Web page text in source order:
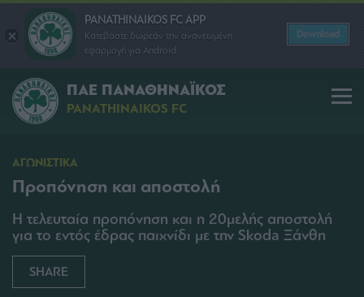
PANATHINAIKOS FC APP
Κατεβάστε δωρεάν την ανανεωμένη
εφαρμογή για Android
Download
ΠΑΕ ΠΑΝΑΘΗΝΑΪΚΟΣ
PANATHINAIKOS FC
ΑΓΩΝΙΣΤΙΚΑ
Προπόνηση και αποστολή
Η τελευταία προπόνηση και η 20μελής αποστολή
για το εντός έδρας παιχνίδι με την Skoda Ξάνθη
SHARE